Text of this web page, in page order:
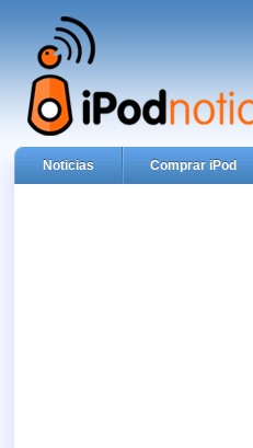
Noticias Comprar iPod